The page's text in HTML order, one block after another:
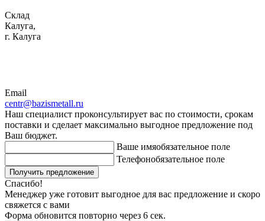
Склад
Калуга,
г. Калуга
Email
centr@bazismetall.ru
Наш специалист проконсультирует вас по стоимости, срокам
поставки и сделает максимально выгодное предложение под
Ваш бюджет.
Ваше имяобязательное поле
Телефонобязательное поле
Получить предложение
Спасибо!
Менеджер уже готовит выгодное для вас предложение и скоро
свяжется с вами
Форма обновится повторно через 6 сек.